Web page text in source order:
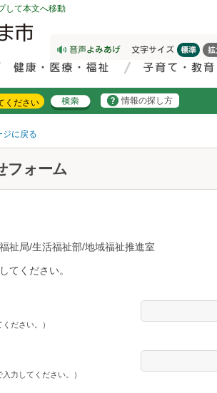
して本文へ移動
情報の探し方
ジに戻る
フォーム
祉局/生活福祉部/地域福祉推進室
てください。
ださい。）
力してください。）